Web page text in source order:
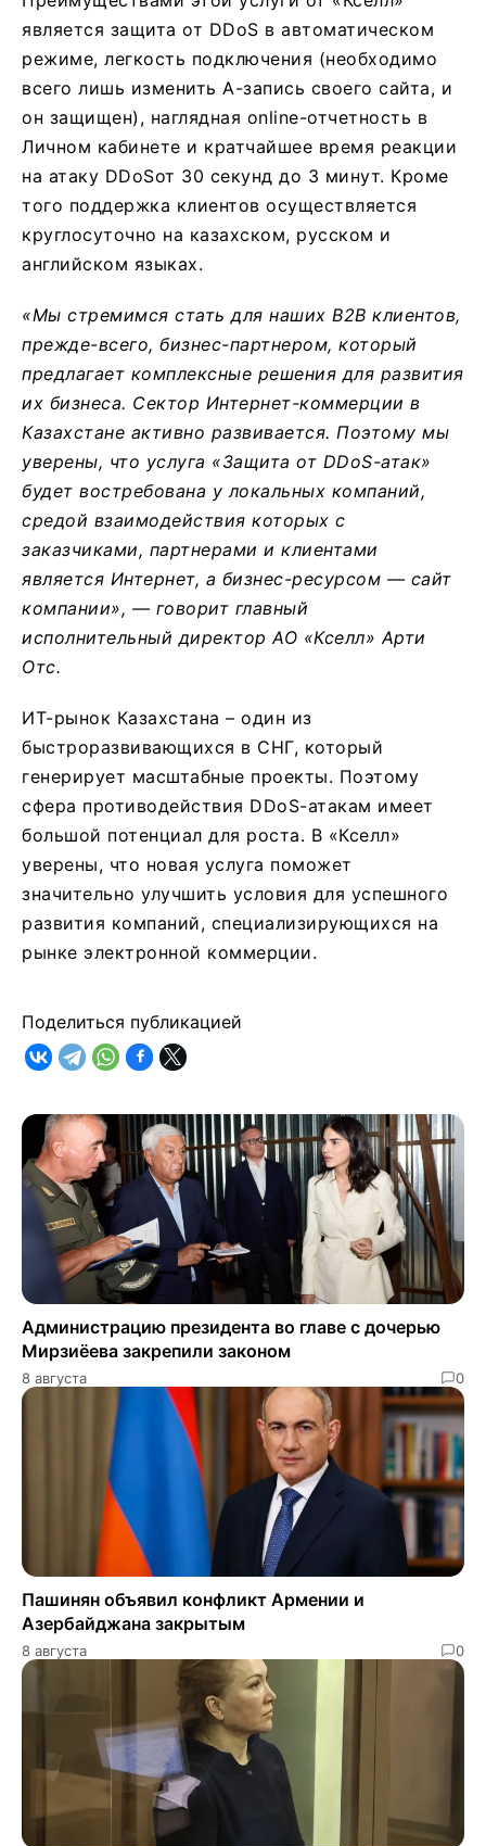
является защита от DDoS в автоматическом
режиме, легкость подключения (необходимо
всего лишь изменить A-запись своего сайта, и
он защищен), наглядная online-отчетность в
Личном кабинете и кратчайшее время реакции
на атаку DDoSот 30 секунд до 3 минут. Кроме
того поддержка клиентов осуществляется
круглосуточно на казахском, русском и
английском языках.
«Мы стремимся стать для наших В2В клиентов,
прежде-всего, бизнес-партнером, который
предлагает комплексные решения для развития
их бизнеса. Сектор Интернет-коммерции в
Казахстане активно развивается. Поэтому мы
уверены, что услуга «Защита от DDoS-атак»
будет востребована у локальных компаний,
средой взаимодействия которых с
заказчиками, партнерами и клиентами
является Интернет, а бизнес-ресурсом — сайт
компании», — говорит главный
исполнительный директор АО «Кселл» Арти
Отс.
ИТ-рынок Казахстана – один из
быстроразвивающихся в СНГ, который
генерирует масштабные проекты. Поэтому
сфера противодействия DDoS-атакам имеет
большой потенциал для роста. В «Кселл»
уверены, что новая услуга поможет
значительно улучшить условия для успешного
развития компаний, специализирующихся на
рынке электронной коммерции.
Поделиться публикацией
Администрацию президента во главе с дочерью
Мирзиёева закрепили законом
8 августа 0
Пашинян объявил конфликт Армении и
Азербайджана закрытым
8 августа 0